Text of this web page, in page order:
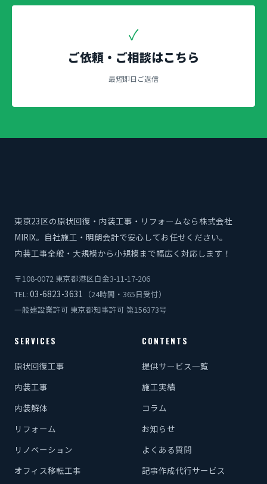
✓
ご依頼・ご相談はこちら
最短即日ご返信
東京23区の原状回復・内装工事・リフォームなら株式会社
MIRIX。自社施工・明朗会計で安心してお任せください。
内装工事全般・大規模から小規模まで幅広く対応します！
〒108-0072 東京都港区白金3-11-17-206
TEL: 03-6823-3631
（24時間・365日受付）
一般建設業許可 東京都知事許可 第156373号
SERVICES
原状回復工事
内装工事
内装解体
リフォーム
リノベーション
オフィス移転工事
CONTENTS
提供サービス一覧
施工実績
コラム
お知らせ
よくある質問
記事作成代行サービス